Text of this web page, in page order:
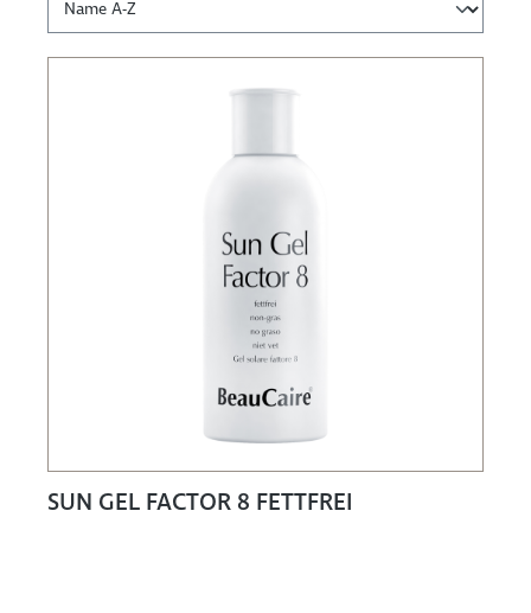
SUN GEL FACTOR 8 FETTFREI